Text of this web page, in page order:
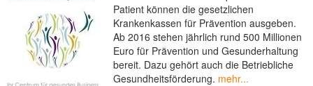
Patient können die gesetzlichen
Krankenkassen für Prävention ausgeben.
Ab 2016 stehen jährlich rund 500 Millionen
Euro für Prävention und Gesunderhaltung
bereit. Dazu gehört auch die Betriebliche
Gesundheitsförderung. mehr...